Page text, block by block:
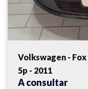
Volkswagen -
5p - 2011
A consultar